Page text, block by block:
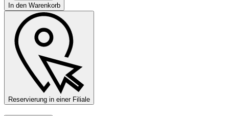
In den Warenkorb
Reservierung in einer Filiale